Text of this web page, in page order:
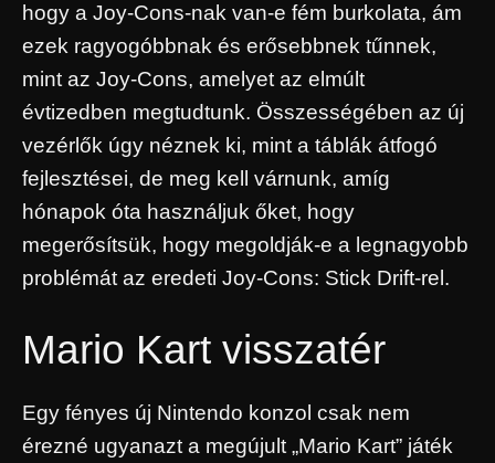
hogy a Joy-Cons-nak van-e fém burkolata, ám
ezek ragyogóbbnak és erősebbnek tűnnek,
mint az Joy-Cons, amelyet az elmúlt
évtizedben megtudtunk. Összességében az új
vezérlők úgy néznek ki, mint a táblák átfogó
fejlesztései, de meg kell várnunk, amíg
hónapok óta használjuk őket, hogy
megerősítsük, hogy megoldják-e a legnagyobb
problémát az eredeti Joy-Cons: Stick Drift-rel.
Mario Kart visszatér
Egy fényes új Nintendo konzol csak nem
érezné ugyanazt a megújult „Mario Kart” játék